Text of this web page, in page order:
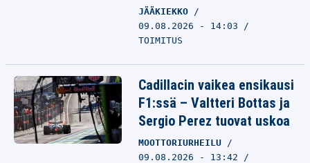
JÄÄKIEKKO
09.08.2026 - 14:03
TOIMITUS
Cadillacin vaikea ensikausi
F1:ssä – Valtteri Bottas ja
Sergio Perez tuovat uskoa
MOOTTORIURHEILU
09.08.2026 - 13:42